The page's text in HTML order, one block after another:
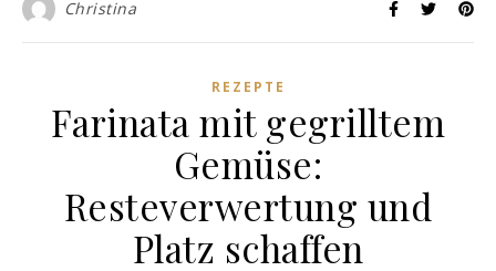
Christina
REZEPTE
Farinata mit gegrilltem
Gemüse:
Resteverwertung und
Platz schaffen